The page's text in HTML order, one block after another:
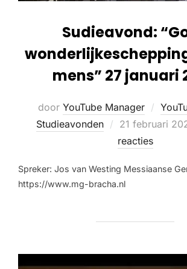
Sudieavond:
mens” 27 januari
door YouTube Manager
Studieavonden
21 februari
reacties
Spreker: Jos van Westing Messiaanse
https://www.mg-bracha.nl